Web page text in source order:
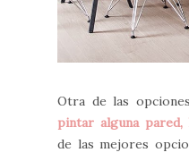
Otra de las
pintar alguna
de las mejores